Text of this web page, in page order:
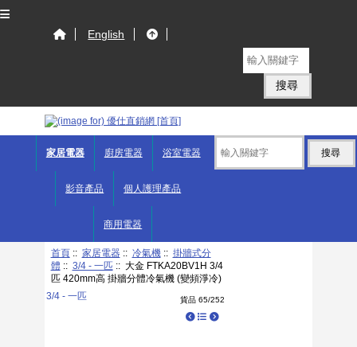
English
家居電器 廚房電器 浴室電器
影音產品 個人護理產品
商用電器
首頁:: 家居電器:: 冷氣機:: 掛牆式分
體 :: 3/4 - 一匹:: 大金 FTKA20BV1H 3/4
匹 420mm高 掛牆分體冷氣機 (變頻淨冷)
3/4 - 一匹
貨品 65/252